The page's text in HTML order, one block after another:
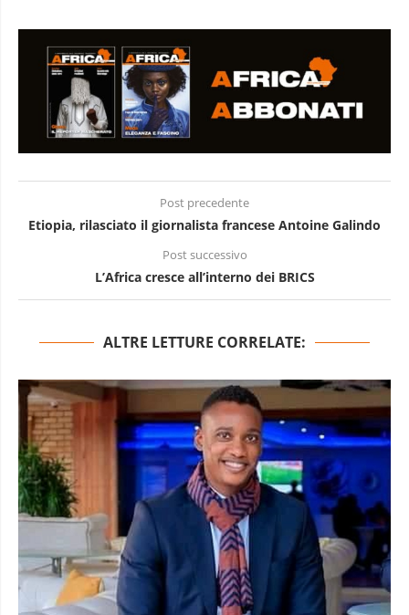
Post precedente
Etiopia, rilasciato il giornalista francese Antoine Galindo
Post successivo
L’Africa cresce all’interno dei BRICS
ALTRE LETTURE CORRELATE: